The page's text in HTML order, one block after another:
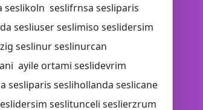
💡
seslikoln seslifrnsa sesliparis
sesliuser seslimiso seslidersim
seslinur seslinurcan
ayile ortami seslidevrim
sesliparis seslihollanda seslicane
seslitunceli seslierzrum